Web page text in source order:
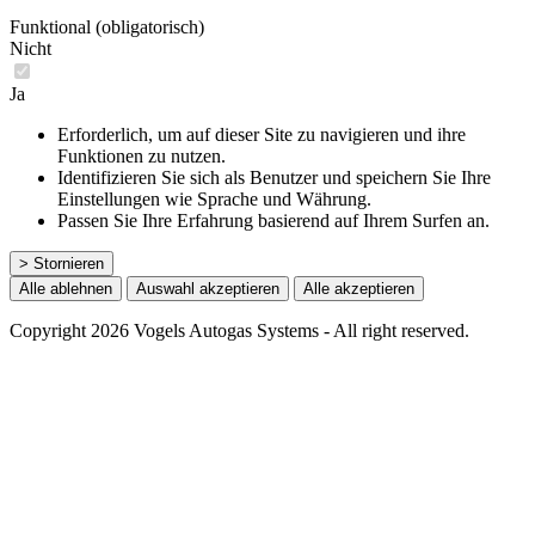
Funktional (obligatorisch)
Nicht
Ja
Erforderlich, um auf dieser Site zu navigieren und ihre
Funktionen zu nutzen.
Identifizieren Sie sich als Benutzer und speichern Sie Ihre
Einstellungen wie Sprache und Währung.
Passen Sie Ihre Erfahrung basierend auf Ihrem Surfen an.
> Stornieren
Alle ablehnen
Auswahl akzeptieren Alle akzeptieren
Copyright 2026 Vogels Autogas Systems - All right reserved.